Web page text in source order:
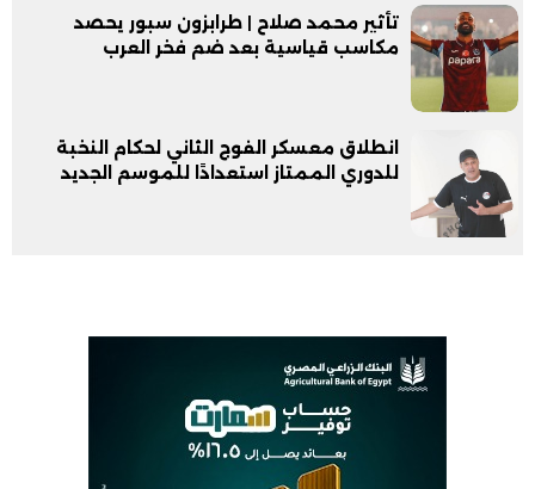
تأثير محمد صلاح | طرابزون سبور يحصد
مكاسب قياسية بعد ضم فخر العرب
انطلاق معسكر الفوج الثاني لحكام النخبة
للدوري الممتاز استعدادًا للموسم الجديد